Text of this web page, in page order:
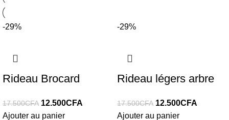
-29%
Rideau Brocard
17.500CFA 12.500CFA
Ajouter au panier
-29%
Rideau légers arbre
17.500CFA 12.500CFA
Ajouter au panier